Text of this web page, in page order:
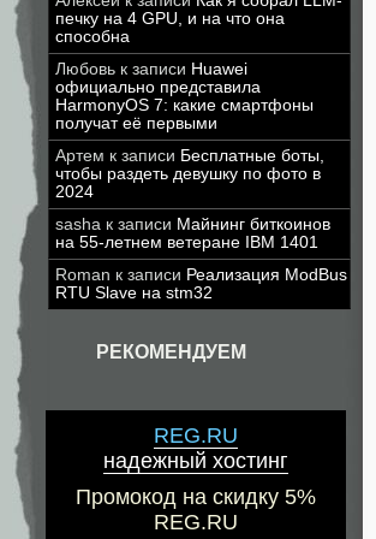
печку на 4 GPU, и на что она
способна
Любовь к записи Huawei
официально представила
HarmonyOS 7: какие смартфоны
получат её первыми
Артем к записи Бесплатные боты,
чтобы раздеть девушку по фото в
2024
sasha к записи Майнинг биткоинов
на 55-летнем ветеране IBM 1401
Roman к записи Реализация ModBus
RTU Slave на stm32
РЕКОМЕНДУЕМ
REG.RU
надежный хостинг
Промокод на скидку 5%
REG.RU